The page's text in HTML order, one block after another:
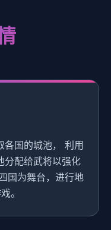
各国的城池， 利用
分配给武将以强化
国为舞台，进行地
。